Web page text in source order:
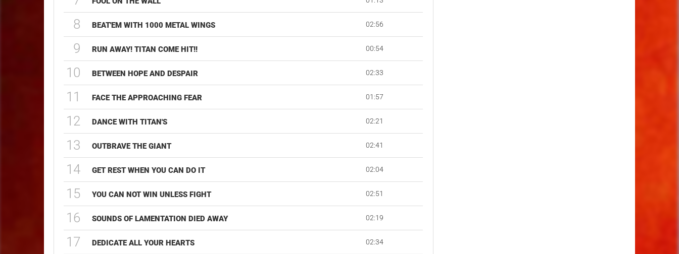
8 BEAT'EM WITH 1000 METAL WINGS 02:56
9 RUN AWAY! TITAN COME HIT!! 00:54
10 BETWEEN HOPE AND DESPAIR 02:33
11 FACE THE APPROACHING FEAR 01:57
12 DANCE WITH TITAN'S 02:21
13 OUTBRAVE THE GIANT 02:41
14 GET REST WHEN YOU CAN DO IT 02:04
15 YOU CAN NOT WIN UNLESS FIGHT 02:51
16 SOUNDS OF LAMENTATION DIED AWAY 02:19
17 DEDICATE ALL YOUR HEARTS 02:34